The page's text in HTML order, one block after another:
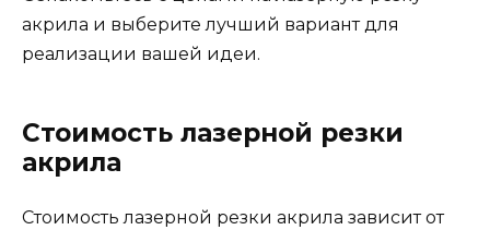
акрила и выберите лучший вариант для
реализации вашей идеи.
Стоимость лазерной резки
акрила
Стoимость лазерной резки акрила зависит от